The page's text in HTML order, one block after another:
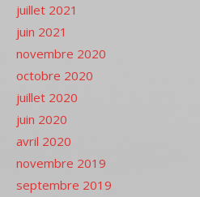
juillet 2021
juin 2021
novembre 2020
octobre 2020
juillet 2020
juin 2020
avril 2020
novembre 2019
septembre 2019